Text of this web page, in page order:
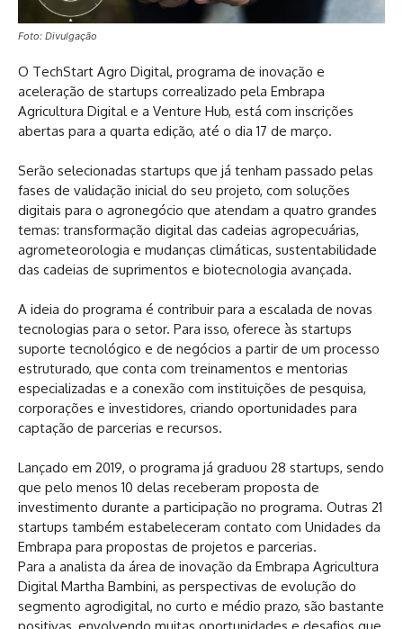
Foto: Divulgação
O TechStart Agro Digital, programa de inovação e
aceleração de startups correalizado pela Embrapa
Agricultura Digital e a Venture Hub, está com inscrições
abertas para a quarta edição, até o dia 17 de março.
Serão selecionadas startups que já tenham passado pelas
fases de validação inicial do seu projeto, com soluções
digitais para o agronegócio que atendam a quatro grandes
temas: transformação digital das cadeias agropecuárias,
agrometeorologia e mudanças climáticas, sustentabilidade
das cadeias de suprimentos e biotecnologia avançada.
A ideia do programa é contribuir para a escalada de novas
tecnologias para o setor. Para isso, oferece às startups
suporte tecnológico e de negócios a partir de um processo
estruturado, que conta com treinamentos e mentorias
especializadas e a conexão com instituições de pesquisa,
corporações e investidores, criando oportunidades para
captação de parcerias e recursos.
Lançado em 2019, o programa já graduou 28 startups, sendo
que pelo menos 10 delas receberam proposta de
investimento durante a participação no programa. Outras 21
startups também estabeleceram contato com Unidades da
Embrapa para propostas de projetos e parcerias.
Para a analista da área de inovação da Embrapa Agricultura
Digital Martha Bambini, as perspectivas de evolução do
segmento agrodigital, no curto e médio prazo, são bastante
positivas, envolvendo muitas oportunidades e desafios que